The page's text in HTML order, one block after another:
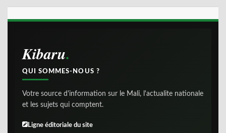
Kibaru
QUI SOMMES-NOUS ?
Votre source d'information sur le Mali, l'actualite nationale
et les sujets qui comptent.
Ligne éditoriale du site